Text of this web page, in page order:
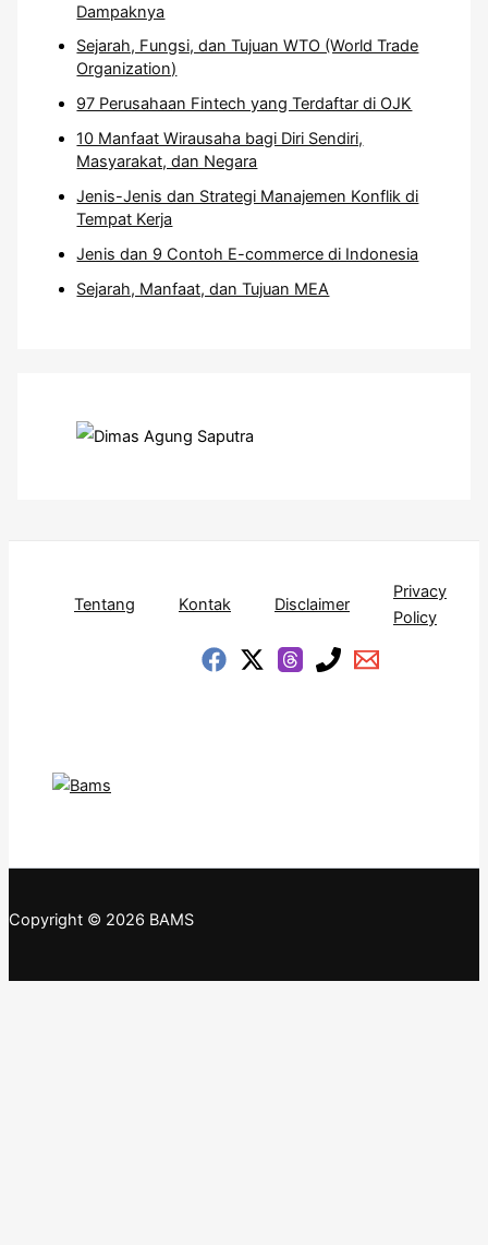
Dampaknya
Sejarah, Fungsi, dan Tujuan WTO (World Trade
Organization)
97 Perusahaan Fintech yang Terdaftar di OJK
10 Manfaat Wirausaha bagi Diri Sendiri,
Masyarakat, dan Negara
Jenis-Jenis dan Strategi Manajemen Konflik di
Tempat Kerja
Jenis dan 9 Contoh E-commerce di Indonesia
Sejarah, Manfaat, dan Tujuan MEA
Tentang Kontak Disclaimer
Privacy
Policy
Copyright © 2026 BAMS